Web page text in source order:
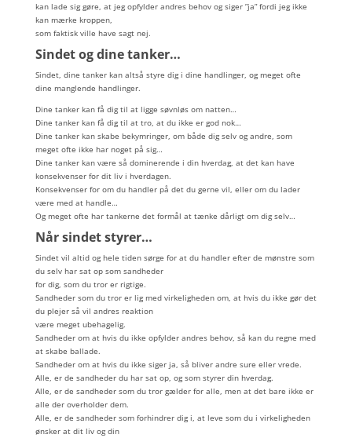
kan lade sig gøre, at jeg opfylder andres behov og siger ”ja” fordi jeg ikke
kan mærke kroppen,
som faktisk ville have sagt nej.
Sindet og dine tanker…
Sindet, dine tanker kan altså styre dig i dine handlinger, og meget ofte
dine manglende handlinger.
Dine tanker kan få dig til at ligge søvnløs om natten…
Dine tanker kan få dig til at tro, at du ikke er god nok…
Dine tanker kan skabe bekymringer, om både dig selv og andre, som
meget ofte ikke har noget på sig…
Dine tanker kan være så dominerende i din hverdag, at det kan have
konsekvenser for dit liv i hverdagen.
Konsekvenser for om du handler på det du gerne vil, eller om du lader
være med at handle…
Og meget ofte har tankerne det formål at tænke dårligt om dig selv…
Når sindet styrer…
Sindet vil altid og hele tiden sørge for at du handler efter de mønstre som
du selv har sat op som sandheder
for dig, som du tror er rigtige.
Sandheder som du tror er lig med virkeligheden om, at hvis du ikke gør det
du plejer så vil andres reaktion
være meget ubehagelig.
Sandheder om at hvis du ikke opfylder andres behov, så kan du regne med
at skabe ballade.
Sandheder om at hvis du ikke siger ja, så bliver andre sure eller vrede.
Alle, er de sandheder du har sat op, og som styrer din hverdag.
Alle, er de sandheder som du tror gælder for alle, men at det bare ikke er
alle der overholder dem.
Alle, er de sandheder som forhindrer dig i, at leve som du i virkeligheden
ønsker at dit liv og din